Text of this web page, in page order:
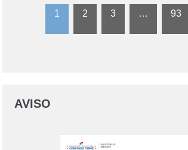
1 2 3 … 93
AVISO